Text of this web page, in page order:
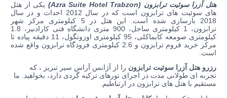
هتل آزرا سوئیت ترابزون (Azra Suite Hotel Trabzon)
یکی از هتل
های سوئیت های ترابزون است که
در سال 2012 احداث و در سال
2018 بازسازی شده است. این هتل در 5 کیلومتری مرکز شهر
ترابزون، 1 کیلومتری ساحل، 900 متری دانشگاه فنی کارادنیز، 1.8
کیلومتری صومعه کایماکلی، 95 کیلومتری اوزونگول، 11 دقیقه پیاده تا
مرکز خرید فروم ترابزون و 2.6 کیلومتری فرودگاه ترابزون واقع شده
است.
رزرو هتل آزرا سوئیت ترابزون را از آژانس آراس سیر تبریز ، که
تجربه ای طولانی مدت در اجرای تورهای ترکیه گردی دارد، بخواهید. ما
مستقیم با هتل های ترابزون در ارتباطیم.